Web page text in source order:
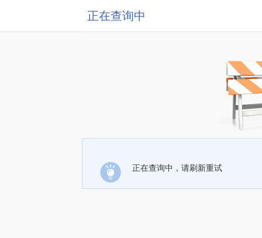
正在查询中
正在查询中，请刷新重试